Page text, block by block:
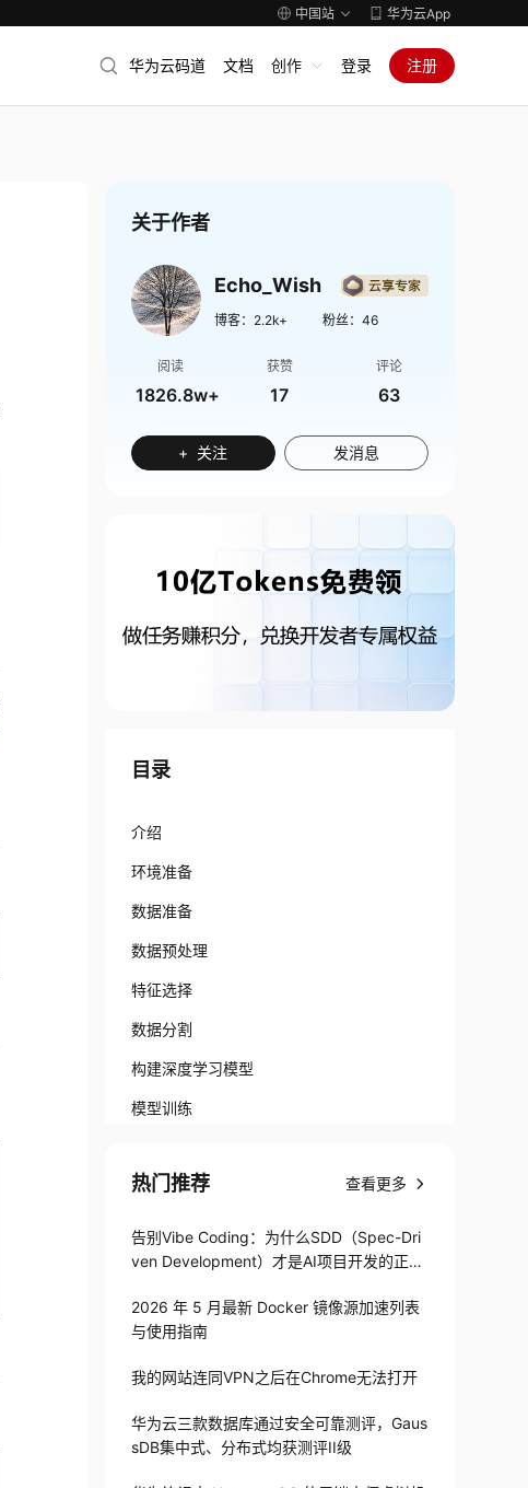
中国站 华为云App
华为云码道 文档 创作 登录 注册
关于作者
Echo_Wish
博客： 2.2k+ 粉丝： 46
阅读
1826.8w+
获赞
17
评论
63
+ 关注 发消息
目录
介绍
环境准备
数据准备
数据预处理
特征选择
数据分割
构建深度学习模型
模型训练
应用场景
总结
热门推荐 查看更多
告别Vibe Coding：为什么SDD（Spec-Dri
ven Development）才是AI项目开发的正确
2026 年 5 月最新 Docker 镜像源加速列表
与使用指南
我的网站连同VPN之后在Chrome无法打开
华为云三款数据库通过安全可靠测评，Gaus
sDB集中式、分布式均获测评II级